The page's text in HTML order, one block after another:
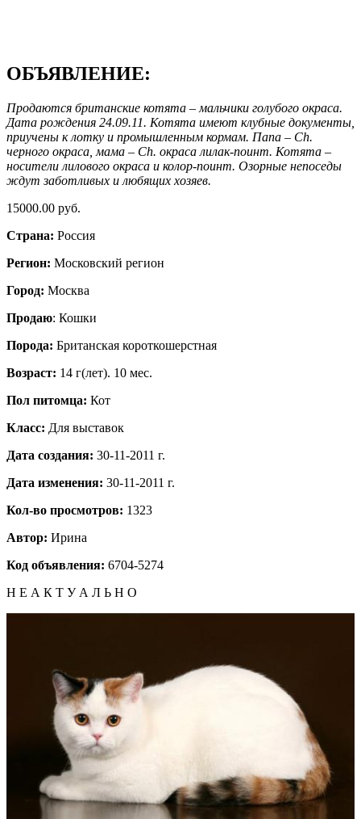
ОБЪЯВЛЕНИЕ:
Продаются британские котята – мальчики голубого окраса.
Дата рождения 24.09.11. Котята имеют клубные документы,
приучены к лотку и промышленным кормам. Папа – Ch.
черного окраса, мама – Ch. окраса лилак-поинт. Котята –
носители лилового окраса и колор-поинт. Озорные непоседы
ждут заботливых и любящих хозяев.
15000.00 руб.
Страна: Россия
Регион: Московский регион
Город: Москва
Продаю: Кошки
Порода: Британская короткошерстная
Возраст: 14 г(лет). 10 мес.
Пол питомца: Кот
Класс: Для выставок
Дата создания: 30-11-2011 г.
Дата изменения: 30-11-2011 г.
Кол-во просмотров: 1323
Автор: Ирина
Код объявления: 6704-5274
Н Е А К Т У А Л Ь Н О